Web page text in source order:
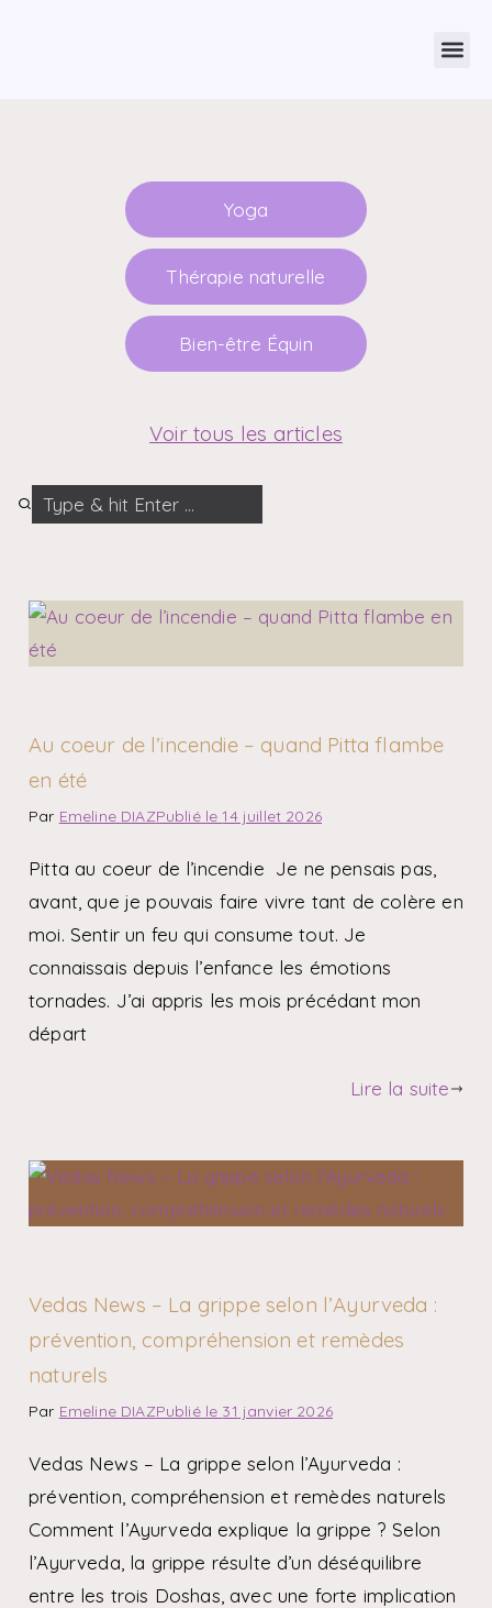
Yoga
Thérapie naturelle
Bien-être Équin
Voir tous les articles
Au coeur de l’incendie – quand Pitta flambe
en été
Par Emeline DIAZPublié le14 juillet 2026
Pitta au coeur de l’incendie Je ne pensais pas,
avant, que je pouvais faire vivre tant de colère en
moi. Sentir un feu qui consume tout. Je
connaissais depuis l’enfance les émotions
tornades. J’ai appris les mois précédant mon
départ
Lire la suite
Vedas News – La grippe selon l’Ayurveda :
prévention, compréhension et remèdes
naturels
Par Emeline DIAZPublié le 31 janvier 2026
Vedas News – La grippe selon l’Ayurveda :
prévention, compréhension et remèdes naturels
Comment l’Ayurveda explique la grippe ? Selon
l’Ayurveda, la grippe résulte d’un déséquilibre
entre les trois Doshas, avec une forte implication